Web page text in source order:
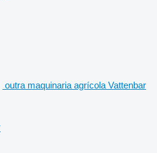
outra maquinaria agrícola Vattenbar